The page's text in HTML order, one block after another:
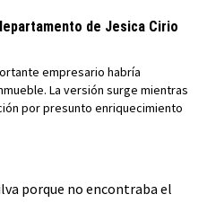
de Jesica Cirio
empresario habría
La versión surge mientras
por presunto enriquecimiento